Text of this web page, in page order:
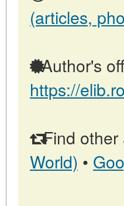
(articles,
Author's
https://
Find other
World) •